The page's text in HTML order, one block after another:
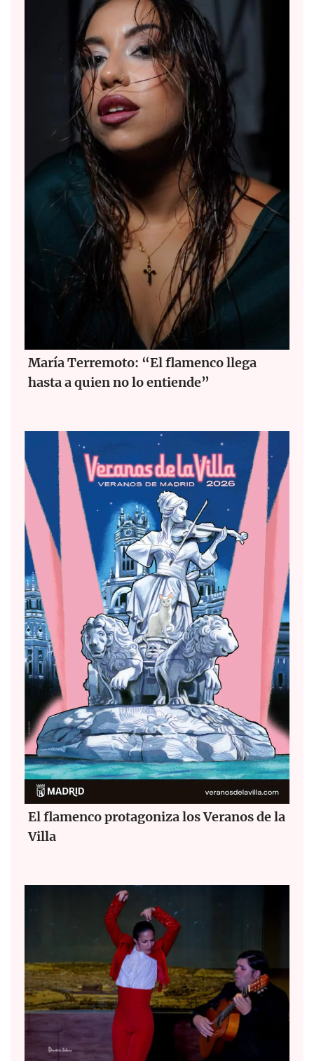
María Terremoto: “El flamenco llega
hasta a quien no lo entiende”
El flamenco protagoniza los Veranos de la
Villa